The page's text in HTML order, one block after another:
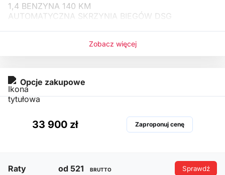
1,4 BENZYNA 140 KM
AUTOMATYCZNA SKRZYNIA BIEGÓW DSG
WYPOSAŻENIE
Zobacz więcej
Opcje zakupowe
33 900 zł Zaproponuj cenę
Raty od 521 BRUTTO Sprawdź